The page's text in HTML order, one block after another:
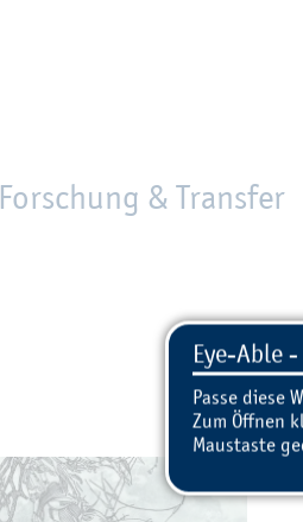
Forschung & Transfer